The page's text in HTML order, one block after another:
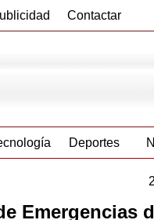
Contactar
Deportes
Emergencias